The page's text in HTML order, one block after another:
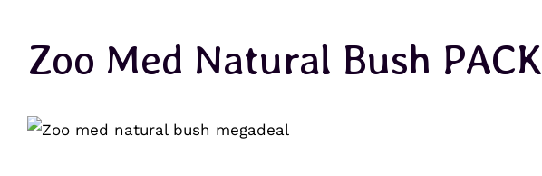
Zoo Med Natural Bush PACK